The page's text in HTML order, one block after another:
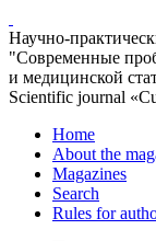
Научно-
"Современные
и медицинской
Scientific journal
Home
About the
Magazines
Search
Rules for